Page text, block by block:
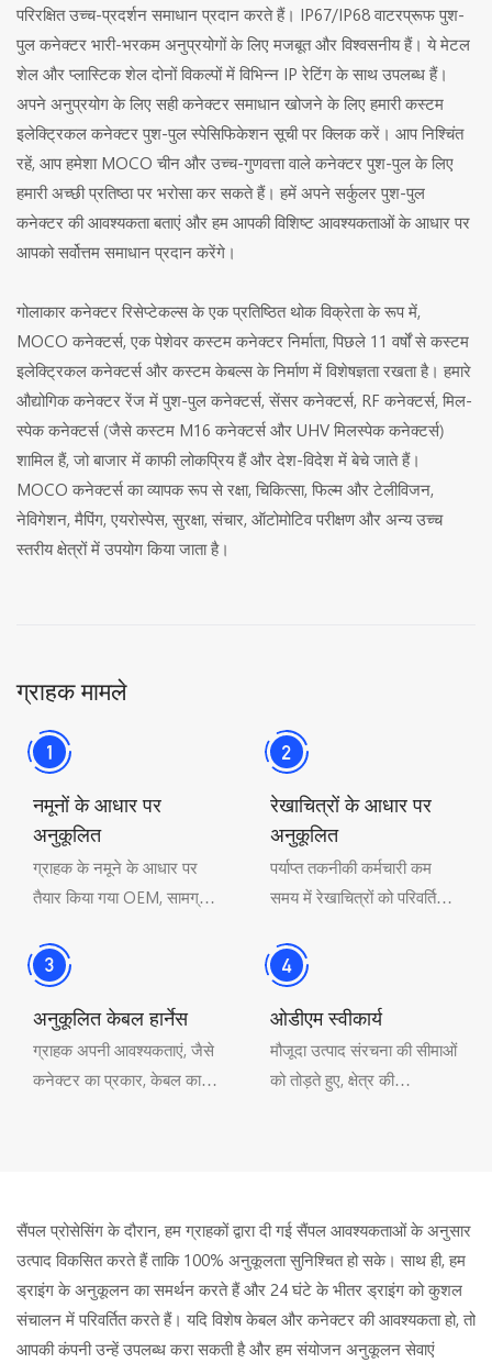
परिरक्षित उच्च-प्रदर्शन समाधान प्रदान करते हैं। IP67/IP68 वाटरप्रूफ पुश-
पुल कनेक्टर भारी-भरकम अनुप्रयोगों के लिए मजबूत और विश्वसनीय हैं। ये मेटल
शेल और प्लास्टिक शेल दोनों विकल्पों में विभिन्न IP रेटिंग के साथ उपलब्ध हैं।
अपने अनुप्रयोग के लिए सही कनेक्टर समाधान खोजने के लिए हमारी कस्टम
इलेक्ट्रिकल कनेक्टर पुश-पुल स्पेसिफिकेशन सूची पर क्लिक करें। आप निश्चिंत
रहें, आप हमेशा MOCO चीन और उच्च-गुणवत्ता वाले कनेक्टर पुश-पुल के लिए
हमारी अच्छी प्रतिष्ठा पर भरोसा कर सकते हैं। हमें अपने सर्कुलर पुश-पुल
कनेक्टर की आवश्यकता बताएं और हम आपकी विशिष्ट आवश्यकताओं के आधार पर
आपको सर्वोत्तम समाधान प्रदान करेंगे।
गोलाकार कनेक्टर रिसेप्टेकल्स के एक प्रतिष्ठित थोक विक्रेता के रूप में,
MOCO कनेक्टर्स, एक पेशेवर कस्टम कनेक्टर निर्माता, पिछले 11 वर्षों से कस्टम
इलेक्ट्रिकल कनेक्टर्स और कस्टम केबल्स के निर्माण में विशेषज्ञता रखता है। हमारे
औद्योगिक कनेक्टर रेंज में पुश-पुल कनेक्टर्स, सेंसर कनेक्टर्स, RF कनेक्टर्स, मिल-
स्पेक कनेक्टर्स (जैसे कस्टम M16 कनेक्टर्स और UHV मिलस्पेक कनेक्टर्स)
शामिल हैं, जो बाजार में काफी लोकप्रिय हैं और देश-विदेश में बेचे जाते हैं।
MOCO कनेक्टर्स का व्यापक रूप से रक्षा, चिकित्सा, फिल्म और टेलीविजन,
नेविगेशन, मैपिंग, एयरोस्पेस, सुरक्षा, संचार, ऑटोमोटिव परीक्षण और अन्य उच्च
स्तरीय क्षेत्रों में उपयोग किया जाता है।
ग्राहक मामले
नमूनों के आधार पर
अनुकूलित
ग्राहक के नमूने के आधार पर
तैयार किया गया OEM, सामग्री,
के साथ पूरी तरह से संगत है।
संपूर्ण आपूर्ति श्रृंखला और विशेषज्ञ
तकनीशियन इसे परिपूर्ण बनाते हैं।
रेखाचित्रों के आधार पर
अनुकूलित
पर्याप्त तकनीकी कर्मचारी कम
समय में रेखाचित्रों को परिवर्तित
दोनों पक्षों के बीच संचार अनुकूलन
परियोजनाओं को सुचारू रूप से
चलाने में सहायक होता है।
अनुकूलित केबल हार्नेस
ग्राहक अपनी आवश्यकताएं, जैसे
कनेक्टर का प्रकार, केबल का
ओडीएम स्वीकार्य
मौजूदा उत्पाद संरचना की सीमाओं
को तोड़ते हुए, क्षेत्र की
खुद का कनेक्टर डिज़ाइन करें।
सैंपल प्रोसेसिंग के दौरान, हम ग्राहकों द्वारा दी गई सैंपल आवश्यकताओं के अनुसार
उत्पाद विकसित करते हैं ताकि 100% अनुकूलता सुनिश्चित हो सके। साथ ही, हम
ड्राइंग के अनुकूलन का समर्थन करते हैं और 24 घंटे के भीतर ड्राइंग को कुशल
संचालन में परिवर्तित करते हैं। यदि विशेष केबल और कनेक्टर की आवश्यकता हो, तो
आपकी कंपनी उन्हें उपलब्ध करा सकती है और हम संयोजन अनुकूलन सेवाएं